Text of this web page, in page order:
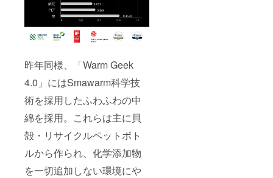
昨年同様、「Warm Geek
4.0」にはSmawarm科学技
術を採用したふわふわの中
綿を採用。これらは主に貝
殻・リサイクルペットボト
ルから作られ、化学添加物
を一切追加しない環境にや